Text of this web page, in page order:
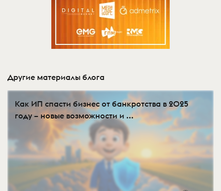
Другие материалы блога
Как ИП спасти бизнес от банкротства в 2025
году – новые возможности и ...